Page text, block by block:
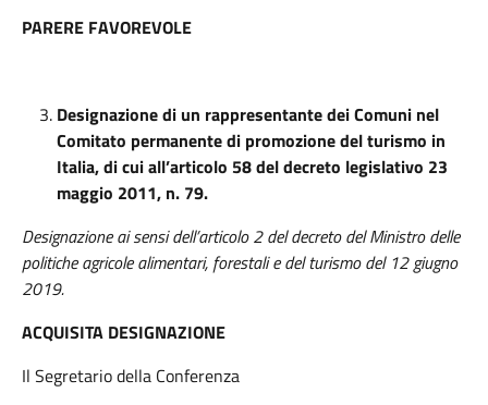
PARERE FAVOREVOLE
Designazione di un rappresentante dei Comuni nel
Comitato permanente di promozione del turismo in
Italia, di cui all’articolo 58 del decreto legislativo 23
maggio 2011, n. 79.
Designazione ai sensi dell’articolo 2 del decreto del Ministro delle
politiche agricole alimentari, forestali e del turismo del 12 giugno
2019.
ACQUISITA DESIGNAZIONE
Il Segretario della Conferenza